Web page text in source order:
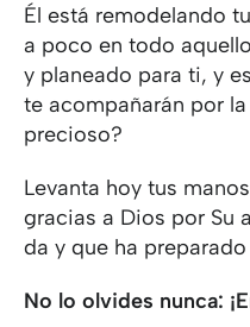
Él está remodelando
a poco en todo
y planeado para ti, y
te acompañarán por
precioso?
Levanta hoy tus
gracias a Dios por Su
da y que ha
No lo olvides nunca: